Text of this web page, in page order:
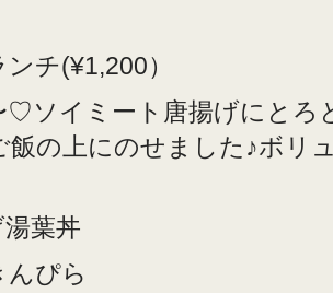
チ(¥1,200）
ソイミート唐揚げにとろ
飯の上にのせました♪ボリ
湯葉丼
んぴら